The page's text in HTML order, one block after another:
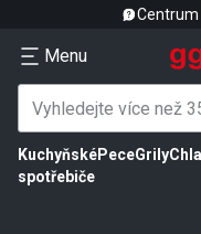
Centrum
Menu
Kuchyňské
spotřebiče
PeceGrily